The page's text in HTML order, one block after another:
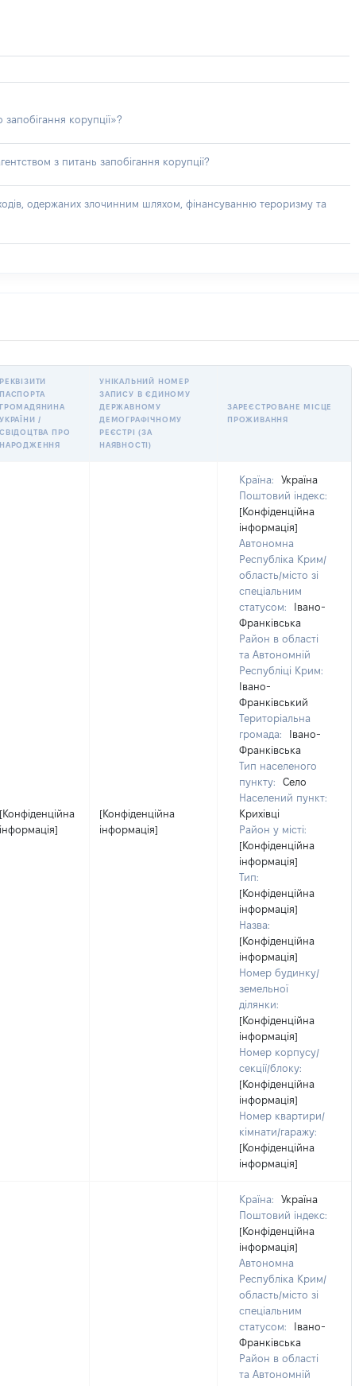
корупції»?
з питань запобігання корупції?
одержаних злочинним шляхом, фінансуванню тероризму та
РЕКВІЗИТИ
ПАСПОРТА
ГРОМАДЯНИНА
УКРАЇНИ /
СВІДОЦТВА ПРО
НАРОДЖЕННЯ
УНІКАЛЬНИЙ НОМЕР
ЗАПИСУ В ЄДИНОМУ
ДЕРЖАВНОМУ
ДЕМОГРАФІЧНОМУ
РЕЄСТРІ (ЗА
НАЯВНОСТІ)
ЗАРЕЄСТРОВАНЕ МІСЦЕ
ПРОЖИВАННЯ
[Конфіденційна
інформація]
[Конфіденційна
інформація]
Країна:
Україна
Поштовий індекс:
[Конфіденційна
інформація]
Автономна
Республіка Крим/
область/місто зі
спеціальним
статусом:
Івано-
Франківська
Район в області
та Автономній
Республіці Крим:
Івано-
Франківський
Територіальна
громада:
Івано-
Франківська
Тип населеного
пункту:
Село
Населений пункт:
Крихівці
Район у місті:
[Конфіденційна
інформація]
Тип:
[Конфіденційна
інформація]
Назва:
[Конфіденційна
інформація]
Номер будинку/
земельної
ділянки:
[Конфіденційна
інформація]
Номер корпусу/
секції/блоку:
[Конфіденційна
інформація]
Номер квартири/
кімнати/гаражу:
[Конфіденційна
інформація]
Країна:
Україна
Поштовий індекс:
[Конфіденційна
інформація]
Автономна
Республіка Крим/
область/місто зі
спеціальним
статусом:
Івано-
Франківська
Район в області
та Автономній